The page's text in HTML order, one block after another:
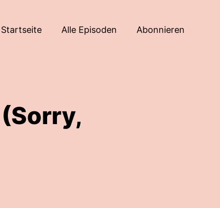
Startseite Alle Episoden Abonnieren